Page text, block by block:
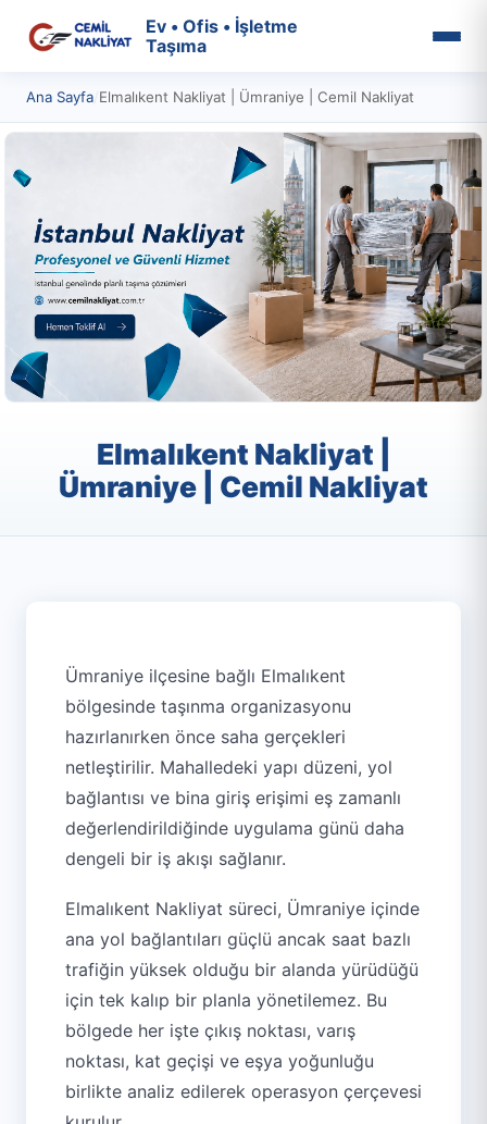
Ev • Ofis • İşletme
Taşıma
Ana Sayfa Elmalıkent Nakliyat | Ümraniye | Cemil Nakliyat
Elmalıkent Nakliyat |
Ümraniye | Cemil Nakliyat
Ümraniye ilçesine bağlı Elmalıkent
bölgesinde taşınma organizasyonu
hazırlanırken önce saha gerçekleri
netleştirilir. Mahalledeki yapı düzeni, yol
bağlantısı ve bina giriş erişimi eş zamanlı
değerlendirildiğinde uygulama günü daha
dengeli bir iş akışı sağlanır.
Elmalıkent Nakliyat süreci, Ümraniye içinde
ana yol bağlantıları güçlü ancak saat bazlı
trafiğin yüksek olduğu bir alanda yürüdüğü
için tek kalıp bir planla yönetilemez. Bu
bölgede her işte çıkış noktası, varış
noktası, kat geçişi ve eşya yoğunluğu
birlikte analiz edilerek operasyon çerçevesi